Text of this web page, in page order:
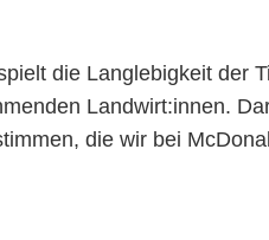
die Langlebigkeit der
Landwirt:innen.
die wir bei